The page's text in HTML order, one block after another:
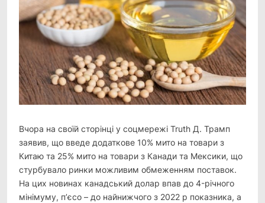
Вчора на своїй сторінці у соцмережі Truth Д. Трамп
заявив, що введе додаткове 10% мито на товари з
Китаю та 25% мито на товари з Канади та Мексики, що
стурбувало ринки можливим обмеженням поставок.
На цих новинах канадський долар впав до 4-річного
мінімуму, п’єсо – до найнижчого з 2022 р показника, а